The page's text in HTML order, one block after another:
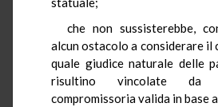
che non sussisterebbe,
alcun ostacolo a considerare
quale giudice naturale delle
risultino vincolate da
compromissoria valida in base